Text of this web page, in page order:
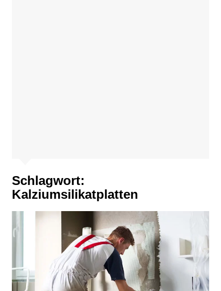
Schlagwort:
Kalziumsilikatplatten